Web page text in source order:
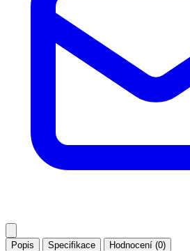
Popis Specifikace Hodnocení (0)